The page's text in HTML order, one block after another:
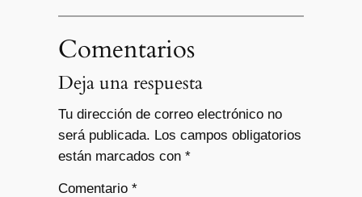
Comentarios
Deja una respuesta
Tu dirección de correo electrónico no
será publicada. Los campos obligatorios
están marcados con *
Comentario *